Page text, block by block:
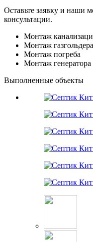
Оставьте заявку и наши
консультации.
Монтаж
Монтаж газгольдера
Монтаж погреба
Монтаж генератора
Выполненные объекты